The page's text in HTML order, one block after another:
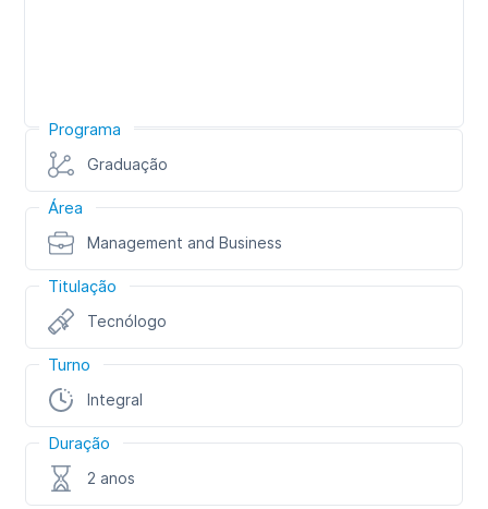
Programa
Graduação
Área
Management and Business
Titulação
Tecnólogo
Turno
Integral
Duração
2 anos